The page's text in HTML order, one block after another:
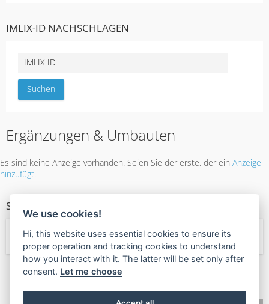
IMLIX-ID NACHSCHLAGEN
Ergänzungen & Umbauten
Es sind keine Anzeige vorhanden. Seien Sie der erste, der ein Anzeige
hinzufügt.
SERVICE KATEGORIEN
← Dienstleistungen
🧡
We use cookies!
Hi, this website uses essential cookies to ensure its
proper operation and tracking cookies to understand
how you interact with it. The latter will be set only after
consent. Let me choose